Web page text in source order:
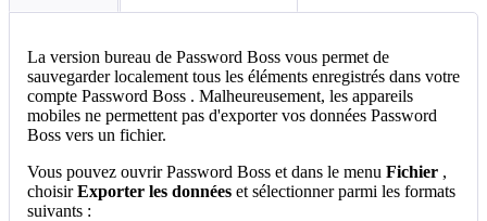
La version bureau de Password Boss vous permet de
sauvegarder localement tous les éléments enregistrés dans votre
compte Password Boss . Malheureusement, les appareils
mobiles ne permettent pas d'exporter vos données Password
Boss vers un fichier.
Vous pouvez ouvrir Password Boss et dans le menu Fichier ,
choisir Exporter les données et sélectionner parmi les formats
suivants :